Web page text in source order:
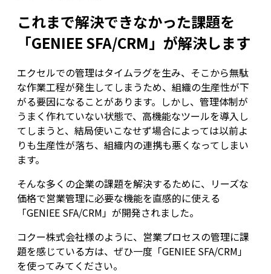
これまで解決できなかった課題を
「GENIEE SFA/CRM」が解決します
エクセルでの管理はタイムラグを生み、そこから無駄
な作業工程が発生してしまうため、組織の生産性が下
がる要因になることがあります。しかし、管理体制が
うまく作れていない状態で、高機能なツールを導入し
てしまうと、結局使いこなせず場合によっては以前よ
りも生産性が落ち、組織内の連携も悪くなってしまい
ます。
そんな多くの企業の課題を解決するために、リーズな
価格で営業管理に必要な機能を直感的に使える
「GENIEE SFA/CRM」が開発されました。
コクー株式会社様のように、営業プロセスの管理に課
題を感じている方は、ぜひ一度「GENIEE SFA/CRM」
を使ってみてください。